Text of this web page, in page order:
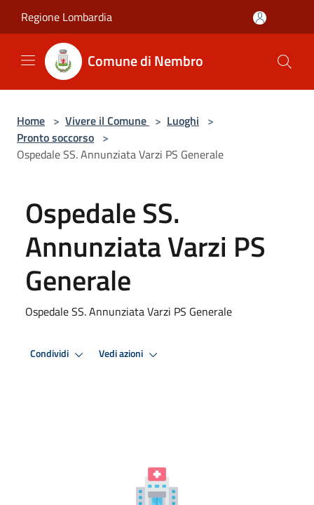
Regione Lombardia
Comune di Nembro
Home > Vivere il Comune > Luoghi >
Pronto soccorso >
Ospedale SS. Annunziata Varzi PS Generale
Ospedale SS.
Annunziata Varzi PS
Generale
Ospedale SS. Annunziata Varzi PS Generale
Condividi Vedi azioni